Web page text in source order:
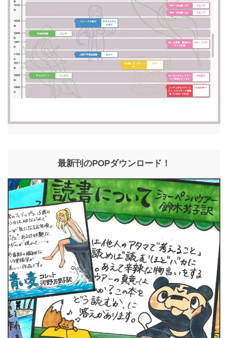
最新刊のPOPダウンロード！